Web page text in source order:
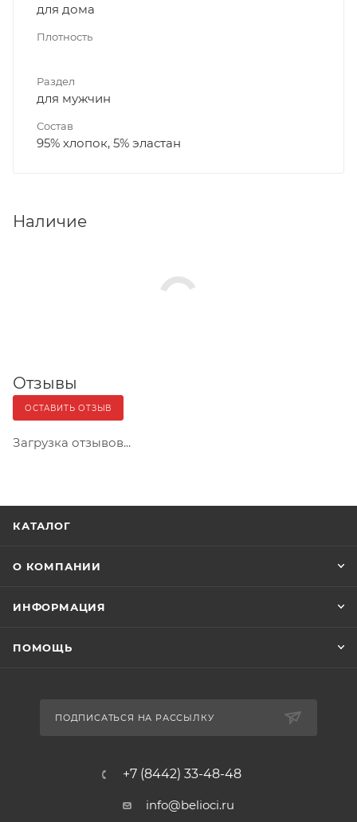
для дома
Плотность
Раздел
для мужчин
Состав
95% хлопок, 5% эластан
Наличие
Отзывы
ОСТАВИТЬ ОТЗЫВ
Загрузка отзывов...
КАТАЛОГ
О КОМПАНИИ
ИНФОРМАЦИЯ
ПОМОЩЬ
ПОДПИСАТЬСЯ НА РАССЫЛКУ
+7 (8442) 33-48-48
info@belioci.ru